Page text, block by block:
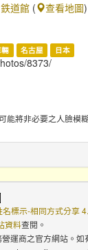
道館 ( 查看地圖)
名古屋 日本
8373/
能將非必要之人臉模
標示-相同方式分享
資料查閱。
運商之官方網站。如